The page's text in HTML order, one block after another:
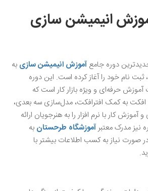
انیمیشن سازی
دوره جامع آموزش انیمیشن سازی به
نام خود را آغاز کرده است. این دوره
130 ساعت آموزش حرفه‌ای و ویژه بازار کار است که
به کمک افترافکت، مدل‌سازی سه بعدی،
کار با نرم افزار را به هنرجویان ارائه
نیز مدرک معتبرآموزشگاه طرحستان به
صورت نیاز به کسب اطلاعات بیشتر با